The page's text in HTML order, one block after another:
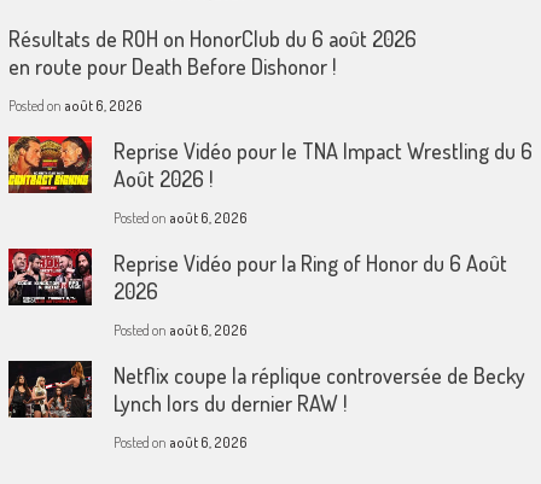
Résultats de ROH on HonorClub du 6 août 2026
en route pour Death Before Dishonor !
Posted on août 6, 2026
Reprise Vidéo pour le TNA Impact Wrestling du 6
Août 2026 !
Posted on août 6, 2026
Reprise Vidéo pour la Ring of Honor du 6 Août
2026
Posted on août 6, 2026
Netflix coupe la réplique controversée de Becky
Lynch lors du dernier RAW !
Posted on août 6, 2026